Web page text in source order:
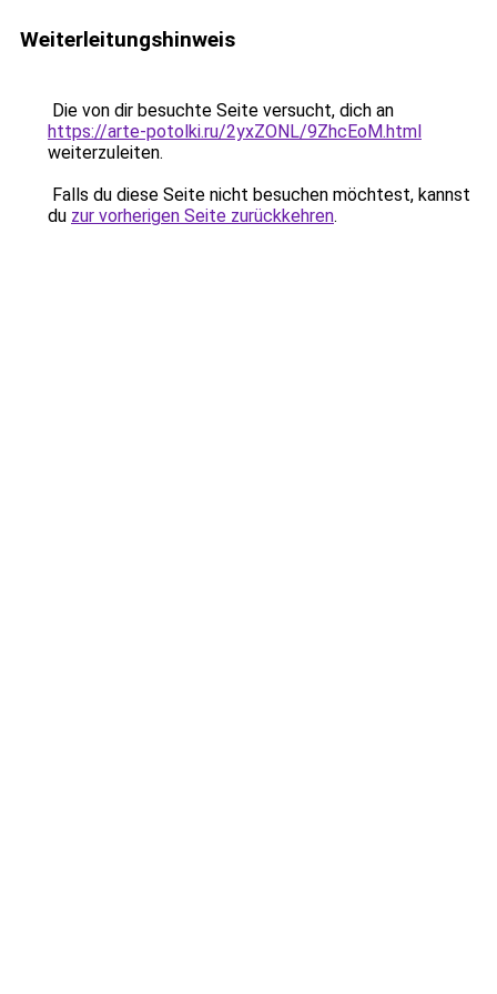
Weiterleitungshinweis
Die von dir besuchte Seite versucht, dich an
https://arte-potolki.ru/2yxZONL/9ZhcEoM.html
weiterzuleiten.
Falls du diese Seite nicht besuchen möchtest, kannst
du zur vorherigen Seite zurückkehren.